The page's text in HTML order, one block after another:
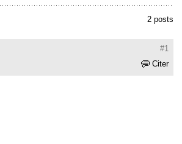
2 posts
#1
Citer